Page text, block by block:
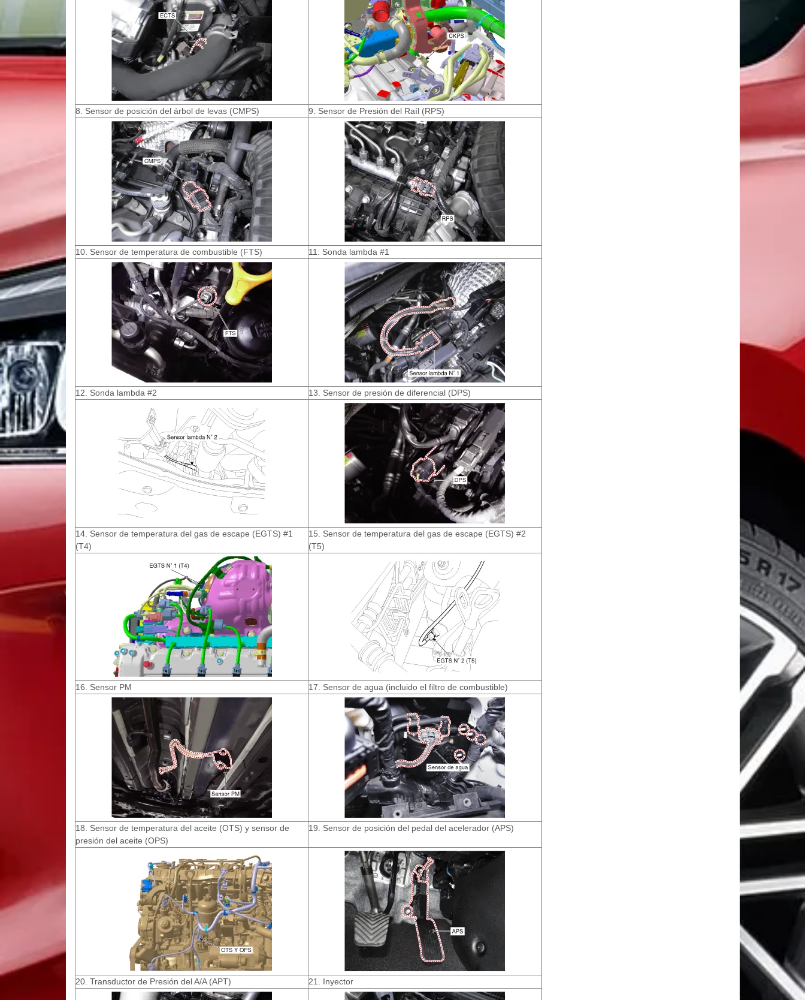
8. Sensor de posición del árbol de levas (CMPS) 9. Sensor de Presión del Raíl (RPS)
10. Sensor de temperatura de combustible (FTS) 11. Sonda lambda #1
12. Sonda lambda #2 13. Sensor de presión de diferencial (DPS)
14. Sensor de temperatura del gas de escape (EGTS) #1
(T4)
15. Sensor de temperatura del gas de escape (EGTS) #2
(T5)
16. Sensor PM 17. Sensor de agua (incluido el filtro de combustible)
18. Sensor de temperatura del aceite (OTS) y sensor de
presión del aceite (OPS)
19. Sensor de posición del pedal del acelerador (APS)
20. Transductor de Presión del A/A (APT) 21. Inyector